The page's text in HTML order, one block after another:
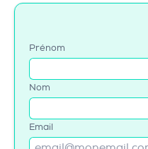
Prénom
Nom
Email